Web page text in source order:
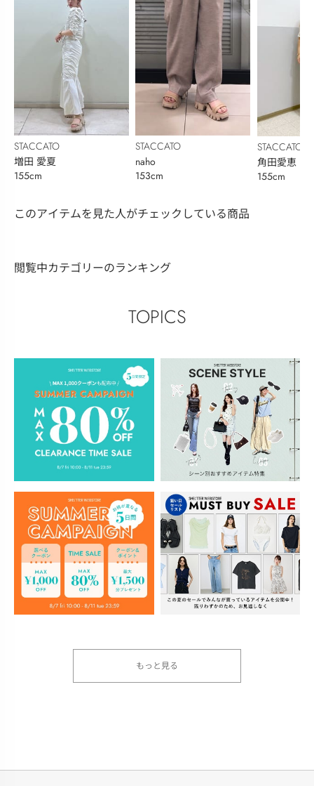
STACCATO
増田 愛夏
155cm
STACCATO
naho
153cm
STACCATO
角田愛恵
155cm
このアイテムを見た人がチェックしている商品
閲覧中カテゴリーのランキング
TOPICS
もっと見る